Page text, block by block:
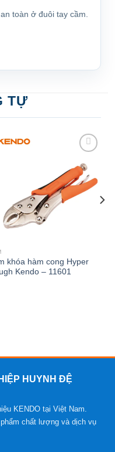
toàn ở đuôi tay cầm.
TỰ
wishlist
khóa hàm cong Hyper
Kendo – 11601
HUYNH ĐỆ
KENDO tại Việt Nam.
chất lượng và dịch vụ